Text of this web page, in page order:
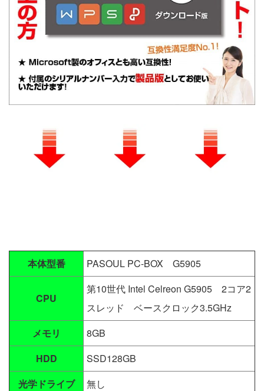
本体型番 PASOUL PC-BOX G5905
CPU
第10世代 Intel Celreon G5905 2コア2
スレッド ベースクロック3.5GHz
メモリ
8GB
HDD
SSD128GB
光学ドライブ
無し